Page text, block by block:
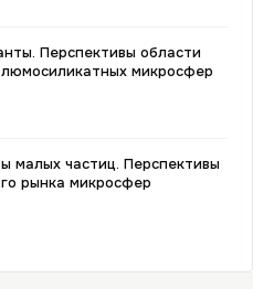
Перспективы области
микросфер
малых частиц. Перспективы
рынка микросфер